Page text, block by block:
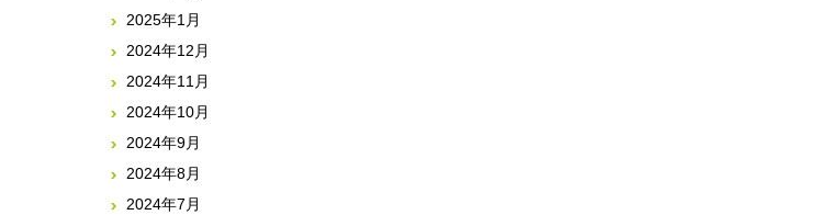
2025年1月
2024年12月
2024年11月
2024年10月
2024年9月
2024年8月
2024年7月